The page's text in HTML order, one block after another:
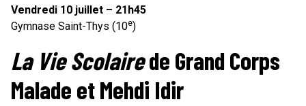
Vendredi 10 juillet – 21h45
Gymnase Saint-Thys (10e)
La Vie Scolairede Grand Corps
Malade et Mehdi Idir